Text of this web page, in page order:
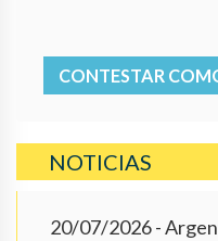
CONTESTAR
NOTICIAS
20/07/2026-